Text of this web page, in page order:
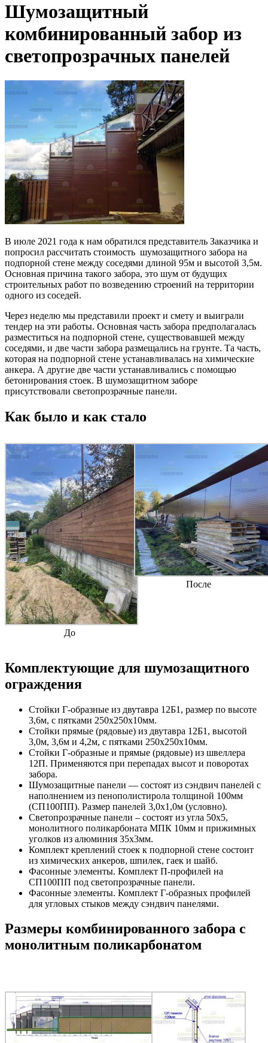
Шумозащитный
комбинированный забор из
светопрозрачных панелей
В июле 2021 года к нам обратился представитель Заказчика и
попросил рассчитать стоимость шумозащитного забора на
подпорной стене между соседями длиной 95м и высотой 3,5м.
Основная причина такого забора, это шум от будущих
строительных работ по возведению строений на территории
одного из соседей.
Через неделю мы представили проект и смету и выиграли
тендер на эти работы. Основная часть забора предполагалась
разместиться на подпорной стене, существовавшей между
соседями, и две части забора размещались на грунте. Та часть,
которая на подпорной стене устанавливалась на химические
анкера. А другие две части устанавливались с помощью
бетонирования стоек. В шумозащитном заборе
присутствовали светопрозрачные панели.
Как было и как стало
До
После
Комплектующие для шумозащитного
ограждения
Стойки Г-образные из двутавра 12Б1, размер по высоте
3,6м, с пятками 250х250х10мм.
Стойки прямые (рядовые) из двутавра 12Б1, высотой
3,0м, 3,6м и 4,2м, с пятками 250х250х10мм.
Стойки Г-образные и прямые (рядовые) из швеллера
12П. Применяются при перепадах высот и поворотах
забора.
Шумозащитные панели — состоят из сэндвич панелей с
наполнением из пенополистирола толщиной 100мм
(СП100ПП). Размер панелей 3,0х1,0м (условно).
Светопрозрачные панели – состоят из угла 50х5,
монолитного поликарбоната МПК 10мм и прижимных
уголков из алюминия 35х3мм.
Комплект креплений стоек к подпорной стене состоит
из химических анкеров, шпилек, гаек и шайб.
Фасонные элементы. Комплект П-профилей на
СП100ПП под светопрозрачные панели.
Фасонные элементы. Комплект Г-образных профилей
для угловых стыков между сэндвич панелями.
Размеры комбинированного забора с
монолитным поликарбонатом